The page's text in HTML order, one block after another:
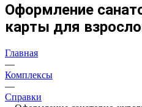
Оформление
карты для
Главная
—
Комплексы
—
Справки